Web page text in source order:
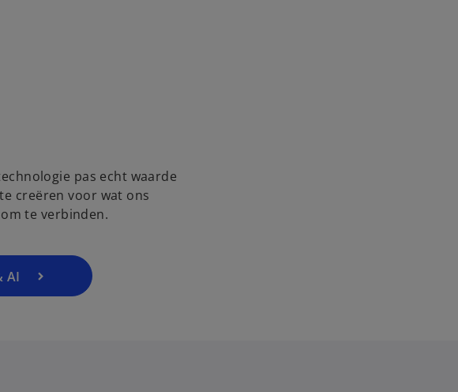
pas echt waarde
creëren voor wat ons
te verbinden.
AI